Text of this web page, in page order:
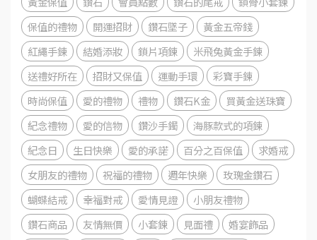
保值的禮物
開運招財 鑽石墜子
黃金五帝錢
紅繩手鍊
結婚添妝 鎖片項鍊
米飛兔黃金手鍊
送禮好所在
招財又保值 運動手環
彩寶手鍊
時尚保值
愛的禮物 禮物 鑽石K金
買黃金送珠寶
紀念禮物
愛的信物 鑽沙手鐲
海豚款式的項鍊
紀念日
生日快樂 愛的承諾 百分之百保值
求婚戒
女朋友的禮物
祝福的禮物 週年快樂
玫瑰金鑽石
蝴蝶結戒
幸福對戒 愛情見證
小朋友禮物
鑽石商品
友情無價 小套鍊 見面禮
婚宴飾品